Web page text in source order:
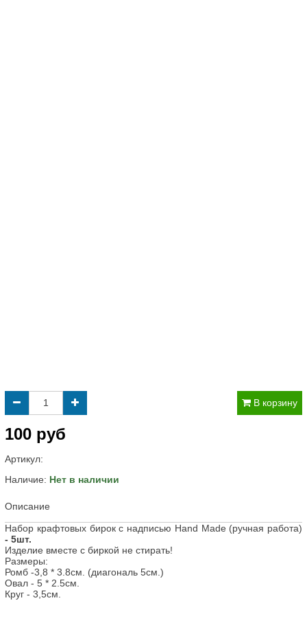
В корзину
100 руб
Артикул:
Наличие: Нет в наличии
Описание
Набор крафтовых бирок с надписью Hand Made (ручная работа)
- 5шт.
Изделие вместе с биркой не стирать!
Размеры:
Ромб -3,8 * 3.8см. (диагональ 5см.)
Овал - 5 * 2.5см.
Круг - 3,5см.